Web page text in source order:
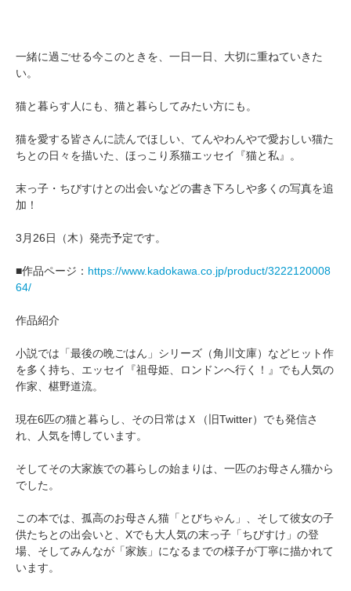
一緒に過ごせる今このときを、一日一日、大切に重ねていきた
い。
猫と暮らす人にも、猫と暮らしてみたい方にも。
猫を愛する皆さんに読んでほしい、てんやわんやで愛おしい猫た
ちとの日々を描いた、ほっこり系猫エッセイ『猫と私』。
末っ子・ちびすけとの出会いなどの書き下ろしや多くの写真を追
加！
3月26日（木）発売予定です。
■作品ページ： https://www.kadokawa.co.jp/product/3222120008
64/
作品紹介
小説では「最後の晩ごはん」シリーズ（角川文庫）などヒット作
を多く持ち、エッセイ『祖母姫、ロンドンへ行く！』でも人気の
作家、椹野道流。
現在6匹の猫と暮らし、その日常はＸ（旧Twitter）でも発信さ
れ、人気を博しています。
そしてその大家族での暮らしの始まりは、一匹のお母さん猫から
でした。
この本では、孤高のお母さん猫「とびちゃん」、そして彼女の子
供たちとの出会いと、Xでも大人気の末っ子「ちびすけ」の登
場、そしてみんなが「家族」になるまでの様子が丁寧に描かれて
います。